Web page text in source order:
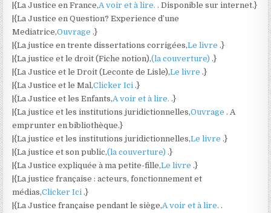
|{La Justice en France,A voir et à lire.. Disponible sur internet.}
|{La Justice en Question? Experience d’une
Mediatrice,Ouvrage.}
|{La justice en trente dissertations corrigées,Le livre.}
|{La justice et le droit (Fiche notion),(la couverture).}
|{La Justice et le Droit (Leconte de Lisle),Le livre.}
|{La Justice et le Mal,Clicker Ici.}
|{La Justice et les Enfants,A voir et à lire..}
|{La justice et les institutions juridictionnelles,Ouvrage. A
emprunter en bibliothèque.}
|{La justice et les institutions juridictionnelles,Le livre.}
|{La justice et son public,(la couverture).}
|{La Justice expliquée à ma petite-fille,Le livre.}
|{La justice française : acteurs, fonctionnement et
médias,Clicker Ici.}
|{La Justice française pendant le siège,A voir et à lire..